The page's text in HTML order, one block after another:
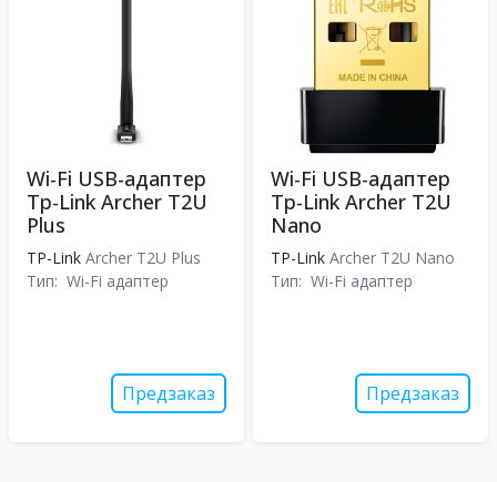
Wi-Fi USB-адаптер
Tp-Link Archer T2U
Plus
TP-Link Archer T2U Plus
Тип: Wi-Fi адаптер
Предзаказ
Wi-Fi USB-адаптер
Tp-Link Archer T2U
Nano
TP-Link Archer T2U Nano
Тип: Wi-Fi адаптер
Предзаказ